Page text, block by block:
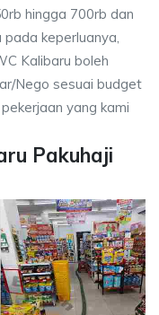
hingga 700rb dan
keperluanya,
Kalibaru boleh
Nego sesuai budget
yang kami
Pakuhaji